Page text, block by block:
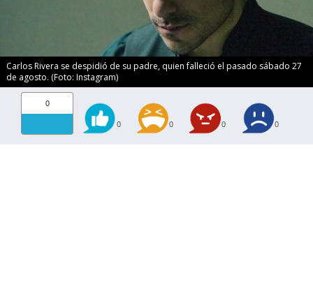
Carlos Rivera se despidió de su padre, quien falleció el pasado sábado 27
de agosto. (Foto: Instagram)
0
0 0 0 0